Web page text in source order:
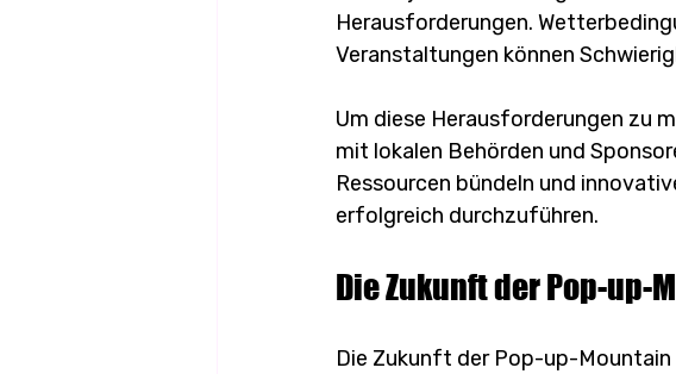
Herausforderungen.
Veranstaltungen können
Um diese Herausforderungen zu
mit lokalen Behörden und
Ressourcen bündeln und
erfolgreich durchzuführen.
Die Zukunft der Pop-up-
Die Zukunft der Pop-up-